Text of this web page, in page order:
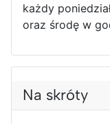
każdy
oraz środę w
Na skróty